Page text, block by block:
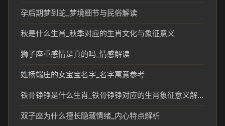
孕后期梦到蛇_梦境细节与民俗解读
秋是什么生肖_秋季对应的生肖文化与象征意义
狮子座重感情是真的吗_情感解读
姓杨端庄的女宝宝名字_名字寓意参考
铁骨铮铮是什么生肖_铁骨铮铮对应的生肖象征意义解析
双子座为什么擅长隐藏情绪_内心特点解析